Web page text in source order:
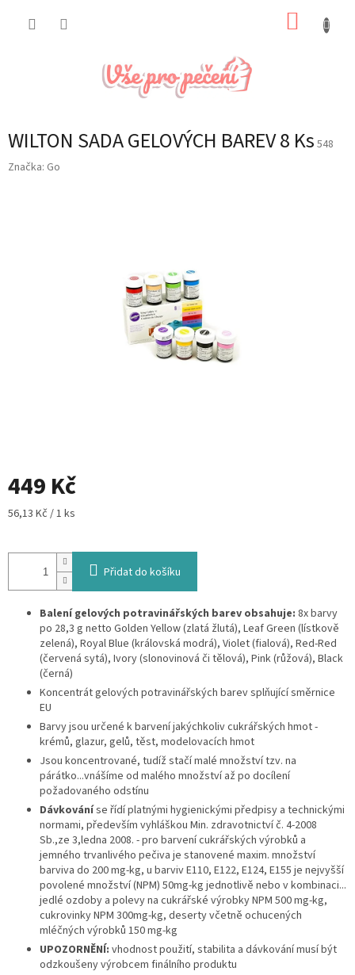
WILTON SADA GELOVÝCH BAREV 8 Ks 548
Značka: Go
449 Kč
Měrná
56,13 Kč / 1 ks
Přidat do košíku
Balení gelových potravinářských barev obsahuje: 8x barvy
po 28,3 g netto Golden Yellow (zlatá žlutá), Leaf Green (lístkově
zelená), Royal Blue (královská modrá), Violet (fialová), Red-Red
(červená sytá), Ivory (slonovinová či tělová), Pink (růžová), Black
(černá)
Koncentrát gelových potravinářských barev splňující směrnice
EU
Barvy jsou určené k barvení jakýchkoliv cukrářských hmot -
krémů, glazur, gelů, těst, modelovacích hmot
Jsou koncentrované, tudíž stačí malé množství tzv. na
párátko...vnášíme od malého množství až po docílení
požadovaného odstínu
Dávkováníse řídí platnými hygienickými předpisy a technickými
normami, především vyhláškou Min. zdravotnictví č. 4-2008
Sb.,ze 3,ledna 2008. - pro barvení cukrářských výrobků a
jemného trvanlivého pečiva je stanovené maxim. množství
barviva do 200 mg-kg, u barviv E110, E122, E124, E155 je nejvyšší
povolené množství (NPM) 50mg-kg jednotlivě nebo v kombinaci...
jedlé ozdoby a polevy na cukrářské výrobky NPM 500 mg-kg,
cukrovinky NPM 300mg-kg, deserty včetně ochucených
mléčných výrobků 150 mg-kg
UPOZORNĚNÍ: vhodnost použití, stabilita a dávkování musí být
odzkoušeny výrobcem finálního produktu